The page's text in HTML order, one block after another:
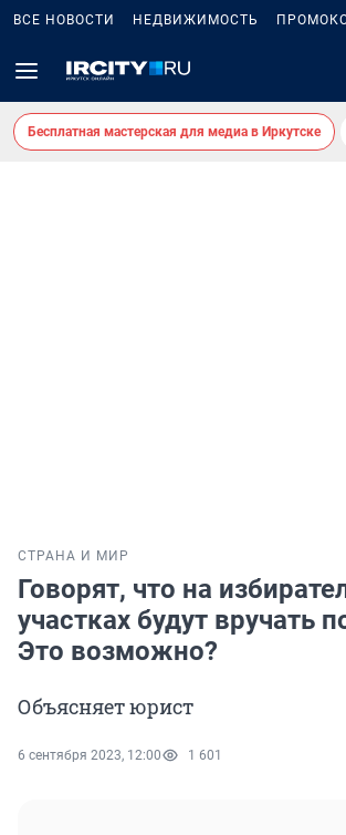
ВСЕ НОВОСТИ НЕДВИЖИМОСТЬ
Бесплатная мастерская для медиа в Иркутске
СТРАНА И МИР
Говорят, что на
участках будут вручать
Это возможно?
Объясняет юрист
6 сентября 2023, 12:00 1 601